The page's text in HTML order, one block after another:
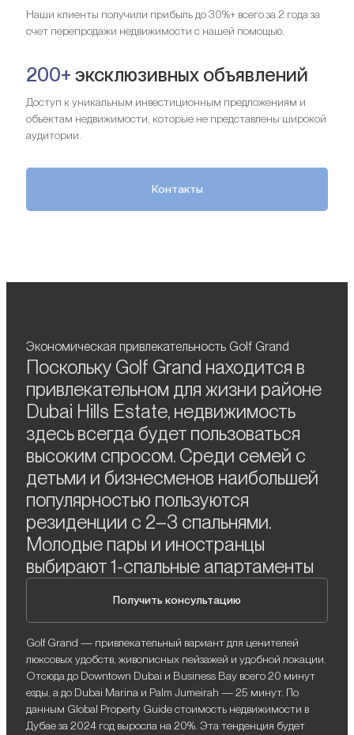
Наши клиенты получили прибыль до 30%+ всего за 2 года за
счет перепродажи недвижимости с нашей помощью.
200+ эксклюзивных объявлений
Доступ к уникальным инвестиционным предложениям и
объектам недвижимости, которые не представлены широкой
аудитории.
Контакты
Экономическая привлекательность Golf Grand
Поскольку Golf Grand находится в
привлекательном для жизни районе
Dubai Hills Estate, недвижимость
здесь всегда будет пользоваться
высоким спросом. Среди семей с
детьми и бизнесменов наибольшей
популярностью пользуются
резиденции с 2–3 спальнями.
Молодые пары и иностранцы
выбирают 1-спальные апартаменты
Получить консультацию
Golf Grand — привлекательный вариант для ценителей
люксовых удобств, живописных пейзажей и удобной локации.
Отсюда до Downtown Dubai и Business Bay всего 20 минут
езды, а до Dubai Marina и Palm Jumeirah — 25 минут. По
данным Global Property Guide стоимость недвижимости в
Дубае за 2024 год выросла на 20%. Эта тенденция будет